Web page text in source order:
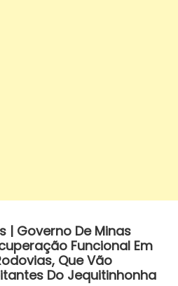
| Governo De Minas
Funcional Em
Que Vão
Do Jequitinhonha